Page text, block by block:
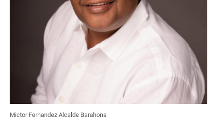
Mictor Fernandez Alcalde Barahona